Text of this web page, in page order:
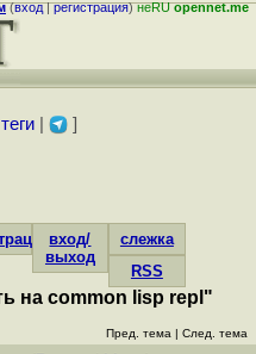
(вход|регистрация)неRUopennet.me
теги| ]
вход/
выход
слежка
RSS
на common lisp repl"
Пред. тема | След. тема